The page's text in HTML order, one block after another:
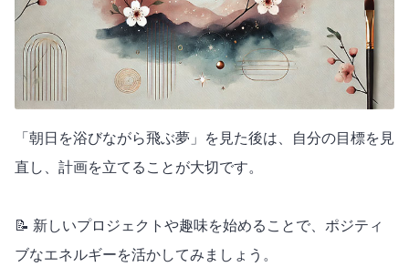
「朝日を浴びながら飛ぶ夢」を見た後は、自分の目標を見
直し、計画を立てることが大切です。
📝 新しいプロジェクトや趣味を始めることで、ポジティ
ブなエネルギーを活かしてみましょう。